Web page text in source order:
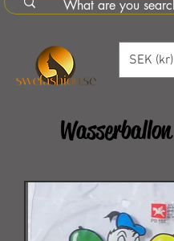
SEK (kr)
Wasserballon